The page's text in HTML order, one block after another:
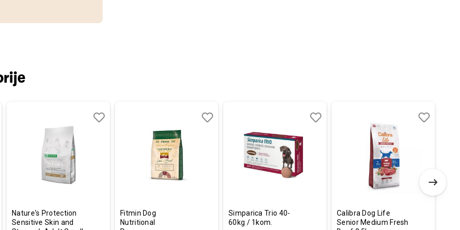
Nature's Protection
Sensitive Skin and
Fitmin Dog
Nutritional
Simparica Trio 40-
60kg / 1kom.
Calibra Dog Life
Senior Medium Fresh